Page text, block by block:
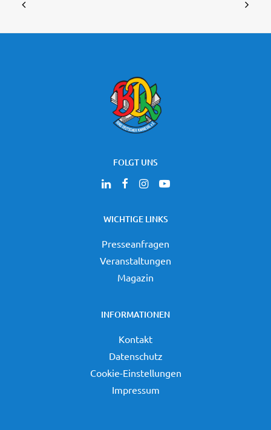
FOLGT UNS
WICHTIGE LINKS
Presseanfragen
Veranstaltungen
Magazin
INFORMATIONEN
Kontakt
Datenschutz
Cookie-Einstellungen
Impressum